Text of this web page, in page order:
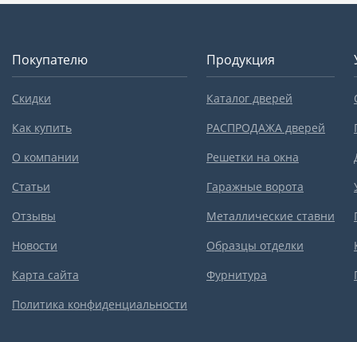
Покупателю
Скидки
Как купить
О компании
Статьи
Отзывы
Новости
Карта сайта
Политика конфиденциальности
Продукция
Каталог дверей
РАСПРОДАЖА дверей
Решетки на окна
Гаражные ворота
Металлические ставни
Образцы отделки
Фурнитура